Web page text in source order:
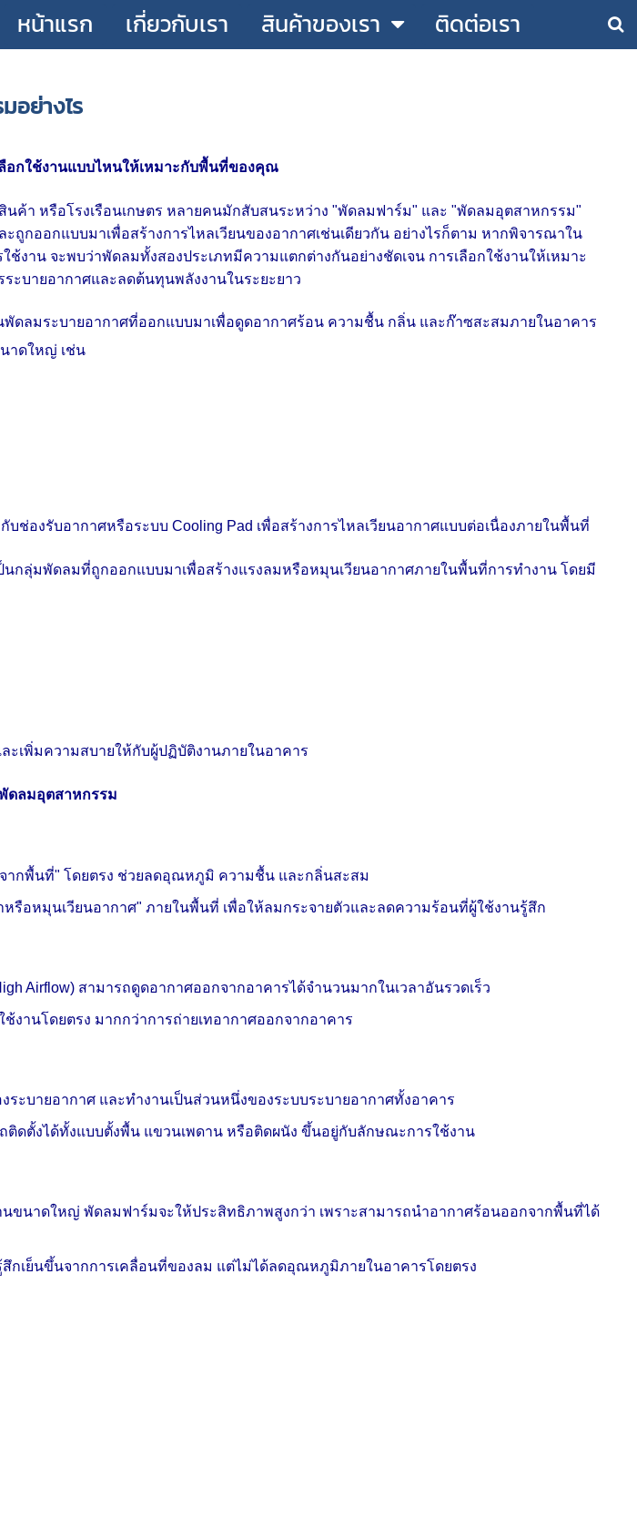
หน้าแรก เกี่ยวกับเรา สินค้าของเรา ติดต่อเรา
อย่างไร
อกใช้งานแบบไหนให้เหมาะกับพื้นที่ของคุณ
นค้า หรือโรงเรือนเกษตร หลายคนมักสับสนระหว่าง "พัดลมฟาร์ม" และ "พัดลมอุตสาหกรรม"
กออกแบบมาเพื่อสร้างการไหลเวียนของอากาศเช่นเดียวกัน อย่างไรก็ตาม หากพิจารณาใน
งาน จะพบว่าพัดลมทั้งสองประเภทมีความแตกต่างกันอย่างชัดเจน การเลือกใช้งานให้เหมาะ
ะบายอากาศและลดต้นทุนพลังงานในระยะยาว
พัดลมระบายอากาศที่ออกแบบมาเพื่อดูดอากาศร้อน ความชื้น กลิ่น และก๊าซสะสมภายในอาคาร
าดใหญ่ เช่น
องรับอากาศหรือระบบ Cooling Pad เพื่อสร้างการไหลเวียนอากาศแบบต่อเนื่องภายในพื้นที่
กลุ่มพัดลมที่ถูกออกแบบมาเพื่อสร้างแรงลมหรือหมุนเวียนอากาศภายในพื้นที่การทำงาน โดยมี
เพิ่มความสบายให้กับผู้ปฏิบัติงานภายในอาคาร
ดลมอุตสาหกรรม
ากพื้นที่" โดยตรง ช่วยลดอุณหภูมิ ความชื้น และกลิ่นสะสม
อหมุนเวียนอากาศ" ภายในพื้นที่ เพื่อให้ลมกระจายตัวและลดความร้อนที่ผู้ใช้งานรู้สึก
Airflow) สามารถดูดอากาศออกจากอาคารได้จำนวนมากในเวลาอันรวดเร็ว
านโดยตรง มากกว่าการถ่ายเทอากาศออกจากอาคาร
ะบายอากาศ และทำงานเป็นส่วนหนึ่งของระบบระบายอากาศทั้งอาคาร
ดตั้งได้ทั้งแบบตั้งพื้น แขวนเพดาน หรือติดผนัง ขึ้นอยู่กับลักษณะการใช้งาน
ขนาดใหญ่ พัดลมฟาร์มจะให้ประสิทธิภาพสูงกว่า เพราะสามารถนำอากาศร้อนออกจากพื้นที่ได้
กเย็นขึ้นจากการเคลื่อนที่ของลม แต่ไม่ได้ลดอุณหภูมิภายในอาคารโดยตรง